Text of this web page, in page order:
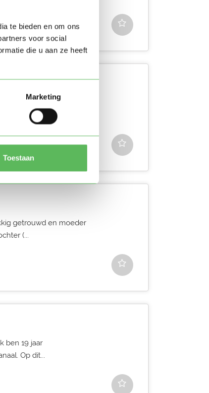
te bieden en om ons
voor social
die u aan ze heeft
Marketing
Toestaan
oppaswerk in
je meer vragen hebt.
getrouwd en moeder
(...
ben 19 jaar
Op dit...